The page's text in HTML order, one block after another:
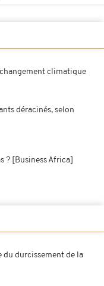
changement climatique
déracinés, selon
? [Business Africa]
du durcissement de la